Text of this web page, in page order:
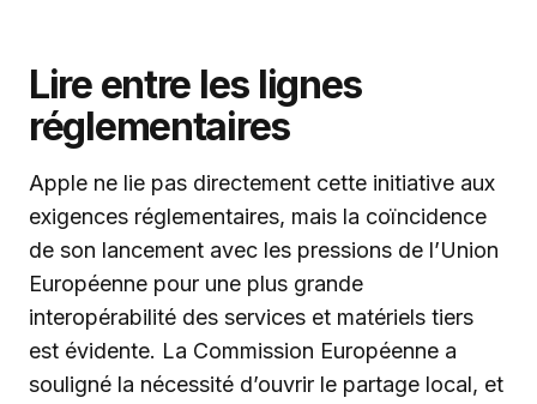
Lire entre les lignes
réglementaires
Apple ne lie pas directement cette initiative aux
exigences réglementaires, mais la coïncidence
de son lancement avec les pressions de l’Union
Européenne pour une plus grande
interopérabilité des services et matériels tiers
est évidente. La Commission Européenne a
souligné la nécessité d’ouvrir le partage local, et